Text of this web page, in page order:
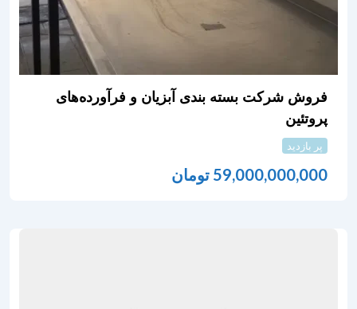
فروش شرکت بسته بندی آبزیان و فرآورده‌های
پروتئین
پر بازدید
59,000,000,000 تومان